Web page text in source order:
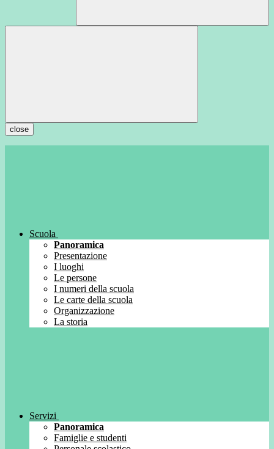
close
Scuola
Panoramica
Presentazione
I luoghi
Le persone
I numeri della scuola
Le carte della scuola
Organizzazione
La storia
Servizi
Panoramica
Famiglie e studenti